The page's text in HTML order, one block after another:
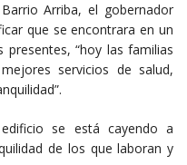
Arriba, el gobernador
que se encontrara en un
“hoy las familias
servicios de salud,
se está cayendo a
de los que laboran y